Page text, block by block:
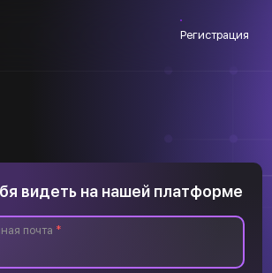
Регистрация
видеть на нашей платформе
почта *